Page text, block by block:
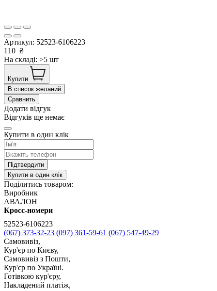
Артикул: 52523-6106223
110 ₴
На складі: >5 шт
Купити
В список желаний
Сравнить
Додати відгук
Відгуків ще немає
Купити в один клік
Підтвердити
Купити в один клік
Поділитись товаром:
Виробник
АВАЛОН
Кросс-номери
52523-6106223
(067) 373-32-23 (097) 361-59-61 (067) 547-49-29
Самовивіз,
Кур'єр по Києву,
Самовивіз з Пошти,
Кур'єр по Україні.
Готівкою кур'єру,
Накладений платіж,